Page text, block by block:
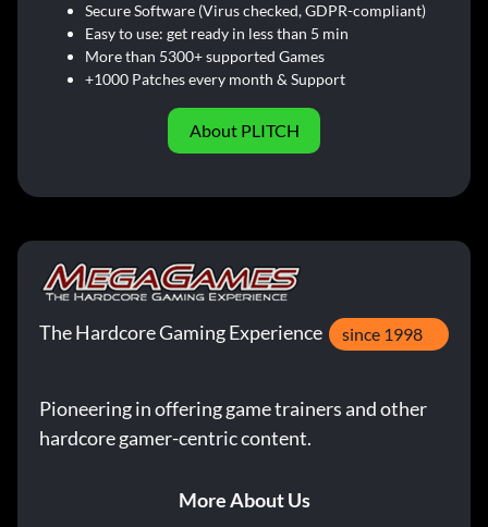
Secure Software (Virus checked, GDPR-compliant)
Easy to use: get ready in less than 5 min
More than 5300+ supported Games
+1000 Patches every month & Support
About PLITCH
The Hardcore Gaming Experience since 1998
Pioneering in offering game trainers and other
hardcore gamer-centric content.
More About Us